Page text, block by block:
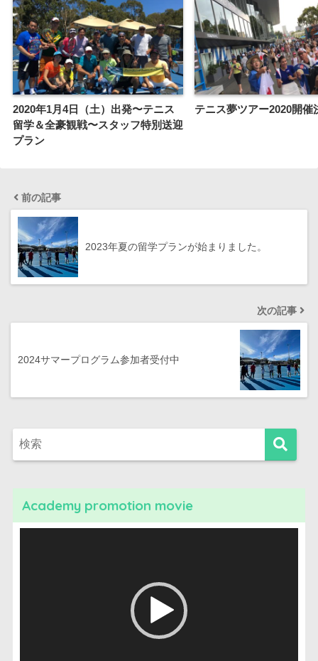
2020年1月4日（土）出発〜テニス
留学＆全豪観戦〜スタッフ特別送迎
プラン
テニス夢ツアー2020開催
前の記事
2023年夏の留学プランが始まりました。
次の記事
2024サマープログラム参加者受付中
Academy promotion movie